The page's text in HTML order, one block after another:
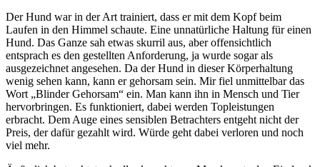
Der Hund war in der Art trainiert, dass er mit dem Kopf beim
Laufen in den Himmel schaute. Eine unnatürliche Haltung für einen
Hund. Das Ganze sah etwas skurril aus, aber offensichtlich
entsprach es den gestellten Anforderung, ja wurde sogar als
ausgezeichnet angesehen. Da der Hund in dieser Körperhaltung
wenig sehen kann, kann er gehorsam sein. Mir fiel unmittelbar das
Wort „Blinder Gehorsam“ ein. Man kann ihn in Mensch und Tier
hervorbringen. Es funktioniert, dabei werden Topleistungen
erbracht. Dem Auge eines sensiblen Betrachters entgeht nicht der
Preis, der dafür gezahlt wird. Würde geht dabei verloren und noch
viel mehr.